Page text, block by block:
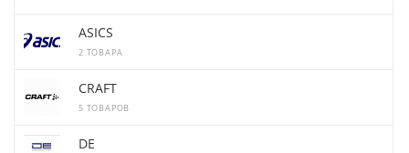
ASICS
2 ТОВАРА
CRAFT
5 ТОВАРОВ
DE